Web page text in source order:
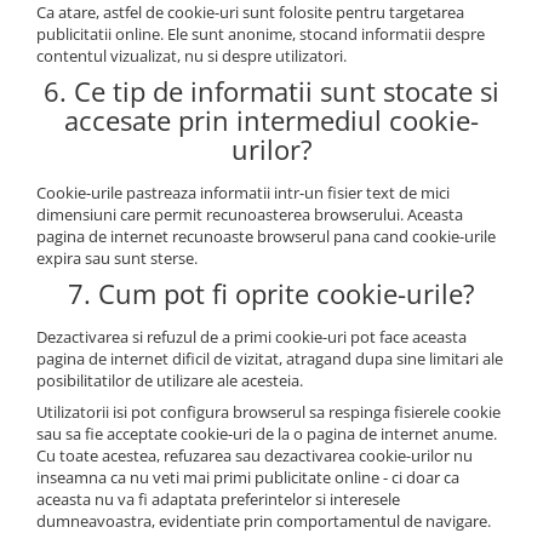
Ca atare, astfel de cookie-uri sunt folosite pentru targetarea
publicitatii online. Ele sunt anonime, stocand informatii despre
contentul vizualizat, nu si despre utilizatori.
6. Ce tip de informatii sunt stocate si
accesate prin intermediul cookie-
urilor?
Cookie-urile pastreaza informatii intr-un fisier text de mici
dimensiuni care permit recunoasterea browserului. Aceasta
pagina de internet recunoaste browserul pana cand cookie-urile
expira sau sunt sterse.
7. Cum pot fi oprite cookie-urile?
Dezactivarea si refuzul de a primi cookie-uri pot face aceasta
pagina de internet dificil de vizitat, atragand dupa sine limitari ale
posibilitatilor de utilizare ale acesteia.
Utilizatorii isi pot configura browserul sa respinga fisierele cookie
sau sa fie acceptate cookie-uri de la o pagina de internet anume.
Cu toate acestea, refuzarea sau dezactivarea cookie-urilor nu
inseamna ca nu veti mai primi publicitate online - ci doar ca
aceasta nu va fi adaptata preferintelor si interesele
dumneavoastra, evidentiate prin comportamentul de navigare.